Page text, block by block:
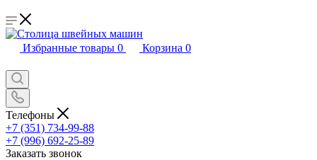
Избранные товары 0 Корзина 0
Телефоны
+7 (351) 734-99-88
+7 (996) 692-25-89
Заказать звонок